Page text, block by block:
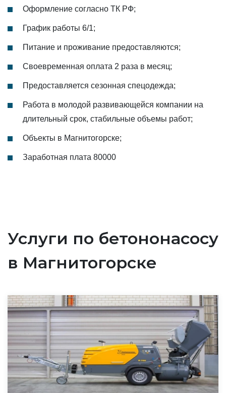
Оформление согласно ТК РФ;
График работы 6/1;
Питание и проживание предоставляются;
Своевременная оплата 2 раза в месяц;
Предоставляется сезонная спецодежда;
Работа в молодой развивающейся компании на
длительный срок, стабильные объемы работ;
Объекты в Магнитогорске;
Заработная плата 80000
Услуги по бетононасосу
в Магнитогорске